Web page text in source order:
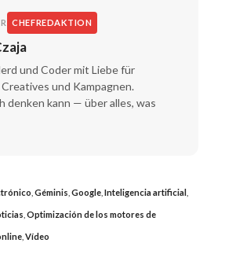
CHEFREDAKTION
und Coder mit Liebe für
und Kampagnen.
denken kann — über alles, was
Géminis Google, Inteligencia artificial
Optimización de los motores de
, Vídeo